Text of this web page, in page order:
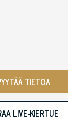
TIETOA
LIVE-KIERTUE